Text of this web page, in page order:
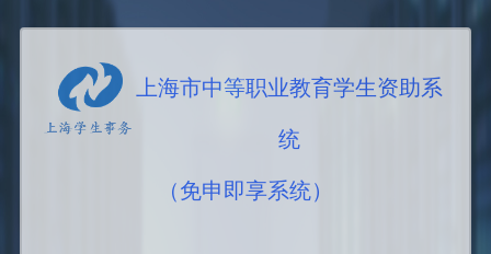
上海市中等职业教育学生资助系
统
（免申即享系统）